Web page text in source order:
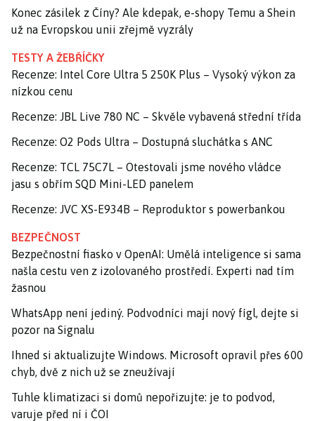
Konec zásilek z Číny? Ale kdepak, e-shopy Temu a Shein
už na Evropskou unii zřejmě vyzrály
TESTY A ŽEBŘÍČKY
Recenze: Intel Core Ultra 5 250K Plus – Vysoký výkon za
nízkou cenu
Recenze: JBL Live 780 NC – Skvěle vybavená střední třída
Recenze: O2 Pods Ultra – Dostupná sluchátka s ANC
Recenze: TCL 75C7L – Otestovali jsme nového vládce
jasu s obřím SQD Mini-LED panelem
Recenze: JVC XS-E934B – Reproduktor s powerbankou
BEZPEČNOST
Bezpečnostní fiasko v OpenAI: Umělá inteligence si sama
našla cestu ven z izolovaného prostředí. Experti nad tím
žasnou
WhatsApp není jediný. Podvodníci mají nový fígl, dejte si
pozor na Signalu
Ihned si aktualizujte Windows. Microsoft opravil přes 600
chyb, dvě z nich už se zneužívají
Tuhle klimatizaci si domů nepořizujte: je to podvod,
varuje před ní i ČOI